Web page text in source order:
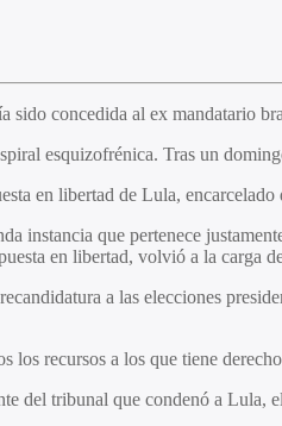
concedida al ex mandatario
esquizofrénica. Tras un
en libertad de Lula,
instancia que pertenece
en libertad, volvió a la carga
a las elecciones
recursos a los que tiene
del tribunal que condenó a